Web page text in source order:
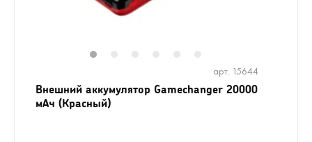
арт. 15644
Внешний аккумулятор Gamechanger 20000
мАч (Красный)